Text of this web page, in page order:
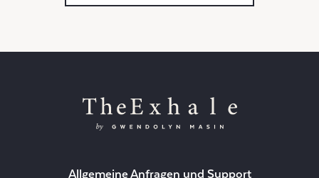
Allgemeine Anfragen und Support